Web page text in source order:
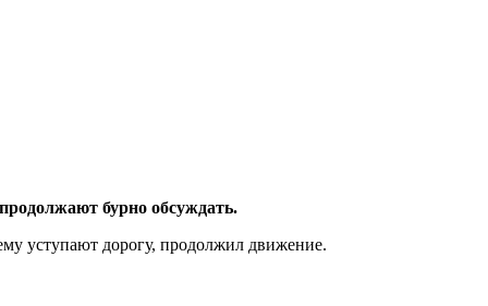
бурно обсуждать.
уступают дорогу, продолжил движение.